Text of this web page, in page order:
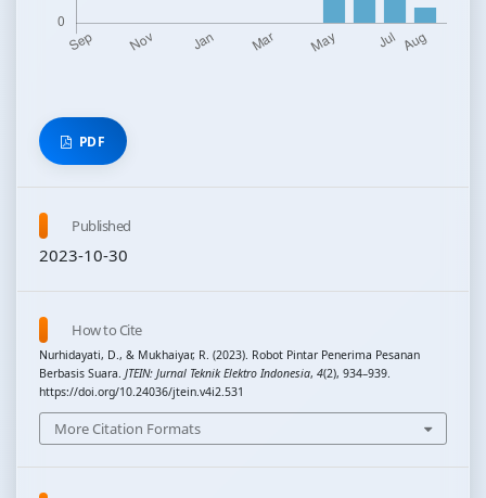
PDF
Published
2023-10-30
How to Cite
Nurhidayati, D., & Mukhaiyar, R. (2023). Robot Pintar Penerima Pesanan
Berbasis Suara. JTEIN: Jurnal Teknik Elektro Indonesia, 4(2), 934–939.
https://doi.org/10.24036/jtein.v4i2.531
More Citation Formats